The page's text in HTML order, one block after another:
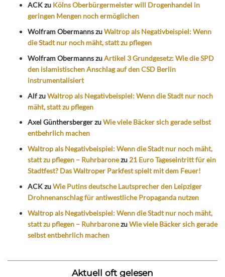
ACKzu Kölns Oberbürgermeister will Drogenhandel in
geringen Mengen noch ermöglichen
Wolfram ObermannszuWaltrop als Negativbeispiel: Wenn
die Stadt nur noch mäht, statt zu pflegen
Wolfram ObermannszuArtikel 3 Grundgesetz: Wie die SPD
den islamistischen Anschlag auf den CSD Berlin
instrumentalisiert
AlfzuWaltrop als Negativbeispiel: Wenn die Stadt nur noch
mäht, statt zu pflegen
Axel GünthersbergerzuWie viele Bäcker sich gerade selbst
entbehrlich machen
Waltrop als Negativbeispiel: Wenn die Stadt nur noch mäht,
statt zu pflegen – Ruhrbaronezu 21 Euro Tageseintritt für ein
Stadtfest? Das Waltroper Parkfest spielt mit dem Feuer!
ACKzuWie Putins deutsche Lautsprecher den Leipziger
Drohnenanschlag für antiwestliche Propaganda nutzen
Waltrop als Negativbeispiel: Wenn die Stadt nur noch mäht,
statt zu pflegen – RuhrbaronezuWie viele Bäcker sich gerade
selbst entbehrlich machen
Aktuell oft gelesen